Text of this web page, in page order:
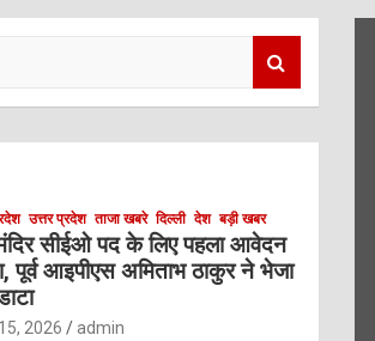
उत्तर प्रदेश ताजा खबरे दिल्ली देश बड़ी खबर
सीईओ पद के लिए पहला आवेदन
पूर्व आइपीएस अमिताभ ठाकुर ने भेजा
2026 admin